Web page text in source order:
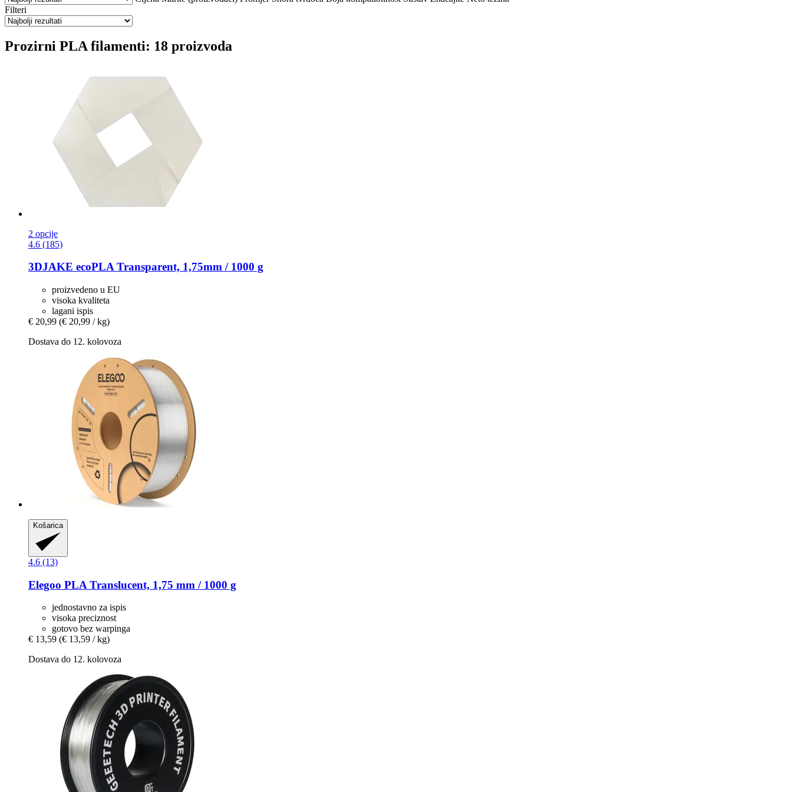
Filteri
Prozirni PLA filamenti: 18 proizvoda
2 opcije
4.6 (185)
3DJAKE ecoPLA Transparent, 1,75mm / 1000 g
proizvedeno u EU
visoka kvaliteta
lagani ispis
€ 20,99 (€ 20,99 / kg)
Dostava do 12. kolovoza
Košarica
4.6 (13)
Elegoo PLA Translucent, 1,75 mm / 1000 g
jednostavno za ispis
visoka preciznost
gotovo bez warpinga
€ 13,59 (€ 13,59 / kg)
Dostava do 12. kolovoza